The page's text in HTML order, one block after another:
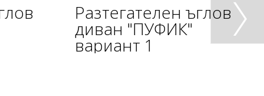
Разтегателен ъглов
диван "ПУФИК"
вариант 1